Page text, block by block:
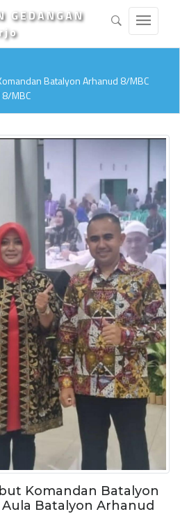
GEDANGAN
Batalyon Arhanud 8/MBC
MBC
Komandan Batalyon
Batalyon Arhanud